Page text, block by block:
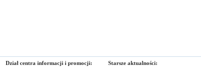
Dział centra informacji i promocji:
Starsze aktualności: